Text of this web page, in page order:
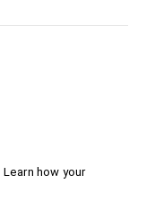
Learn how your